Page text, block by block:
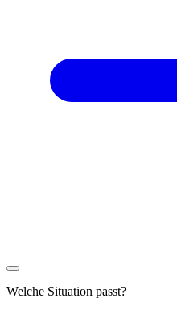
Welche Situation passt?